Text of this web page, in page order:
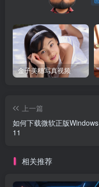
金子美穗写真视频
上一篇
如何下载微软正版Windows
11
相关推荐